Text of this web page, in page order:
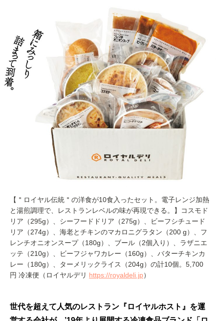
【＂ロイヤル伝統＂の洋食が10食入ったセット。電子レンジ加熱
と湯煎調理で、レストランレベルの味が再現できる。】コスモド
リア（295g）、シーフードドリア（275g）、ビーフシチュード
リア（274g）、海老とチキンのマカロニグラタン（200 g）、フ
レンチオニオンスープ（180g）、ブール（2個入り）、ラザニエ
ッテ（210g）、ビーフジャワカレー（160g）、バターチキンカ
レー（180g）、ターメリックライス（204g）の計10個。5,700
円 冷凍便（ロイヤルデリ https://royaldeli.jp）
世代を超えて人気のレストラン『ロイヤルホスト』を運